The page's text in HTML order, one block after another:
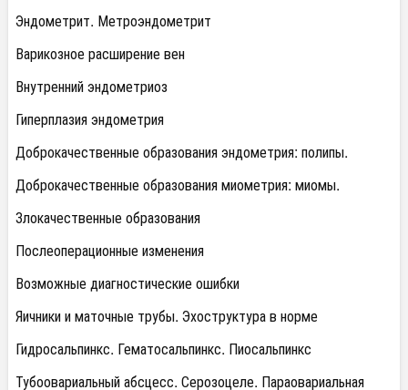
Эндометрит. Метроэндометрит
Варикозное расширение вен
Внутренний эндометриоз
Гиперплазия эндометрия
Доброкачественные образования эндометрия: полипы.
Доброкачественные образования миометрия: миомы.
Злокачественные образования
Послеоперационные изменения
Возможные диагностические ошибки
Яичники и маточные трубы. Эхоструктура в норме
Гидросальпинкс. Гематосальпинкс. Пиосальпинкс
Тубоовариальный абсцесс. Серозоцеле. Параовариальная